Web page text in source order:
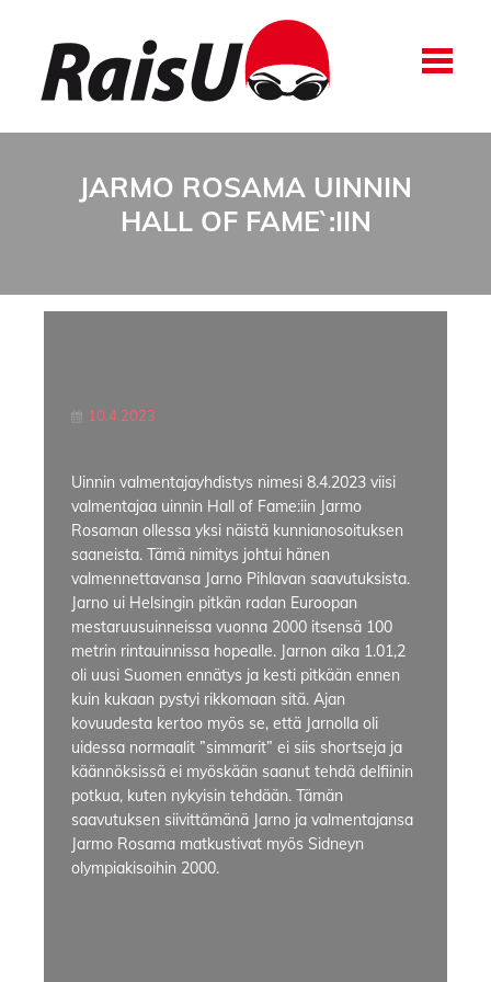
JARMO ROSAMA UINNIN
HALL OF FAME`:IIN
10.4.2023
Uinnin valmentajayhdistys nimesi 8.4.2023 viisi
valmentajaa uinnin Hall of Fame:iin Jarmo
Rosaman ollessa yksi näistä kunnianosoituksen
saaneista. Tämä nimitys johtui hänen
valmennettavansa Jarno Pihlavan saavutuksista.
Jarno ui Helsingin pitkän radan Euroopan
mestaruusuinneissa vuonna 2000 itsensä 100
metrin rintauinnissa hopealle. Jarnon aika 1.01,2
oli uusi Suomen ennätys ja kesti pitkään ennen
kuin kukaan pystyi rikkomaan sitä. Ajan
kovuudesta kertoo myös se, että Jarnolla oli
uidessa normaalit ”simmarit” ei siis shortseja ja
käännöksissä ei myöskään saanut tehdä delfiinin
potkua, kuten nykyisin tehdään. Tämän
saavutuksen siivittämänä Jarno ja valmentajansa
Jarmo Rosama matkustivat myös Sidneyn
olympiakisoihin 2000.